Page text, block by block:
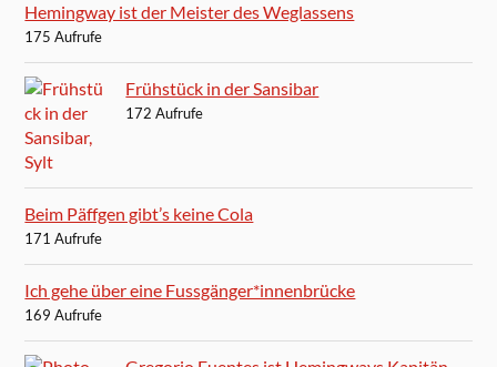
Hemingway ist der Meister des Weglassens
175 Aufrufe
Frühstück in der Sansibar
172 Aufrufe
Beim Päffgen gibt’s keine Cola
171 Aufrufe
Ich gehe über eine Fussgänger*innenbrücke
169 Aufrufe